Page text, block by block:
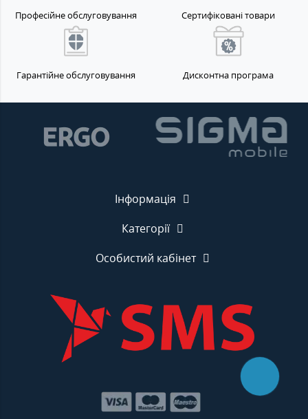
Професійне обслуговування Сертифіковані товари
Гарантійне обслуговування Дисконтна програма
Інформація
Категорії
Особистий кабінет